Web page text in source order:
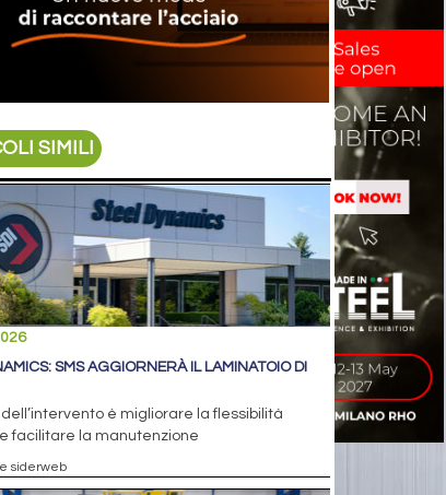
SIMILI
SMS AGGIORNERÀ IL LAMINATOIO DI
dell’intervento è migliorare la flessibilità
facilitare la manutenzione
siderweb